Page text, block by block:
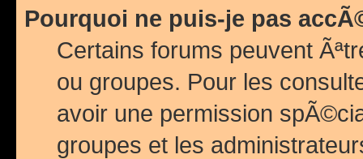
Pourquoi ne puis-je pas
Certains forums peuvent
ou groupes. Pour les
avoir une permission
groupes et les